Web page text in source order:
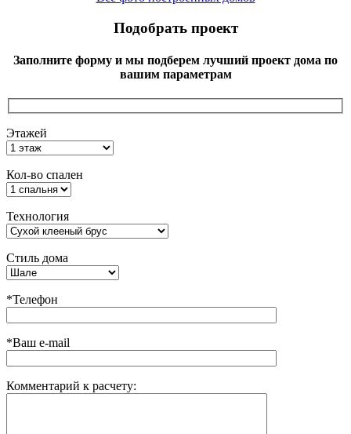
Подобрать проект
Заполните форму и мы подберем лучший проект дома по
вашим параметрам
Этажей
Кол-во спален
Технология
Стиль дома
*Телефон
*Ваш e-mail
Комментарий к расчету: